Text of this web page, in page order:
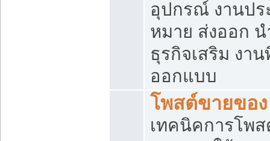
อุปกรณ์ งานป
หมาย ส่งออก น
ธุรกิจเสริม งา
ออกแบบ
โพสต์ขายของ
เทคนิคการโพ